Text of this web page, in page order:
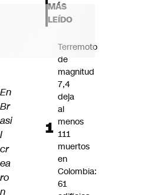
En
Br
asi
l
cr
ea
ro
n
MÁS
LEÍDO
Terremoto
de
magnitud
7,4
deja
al
menos
111
muertos
en
Colombia:
61